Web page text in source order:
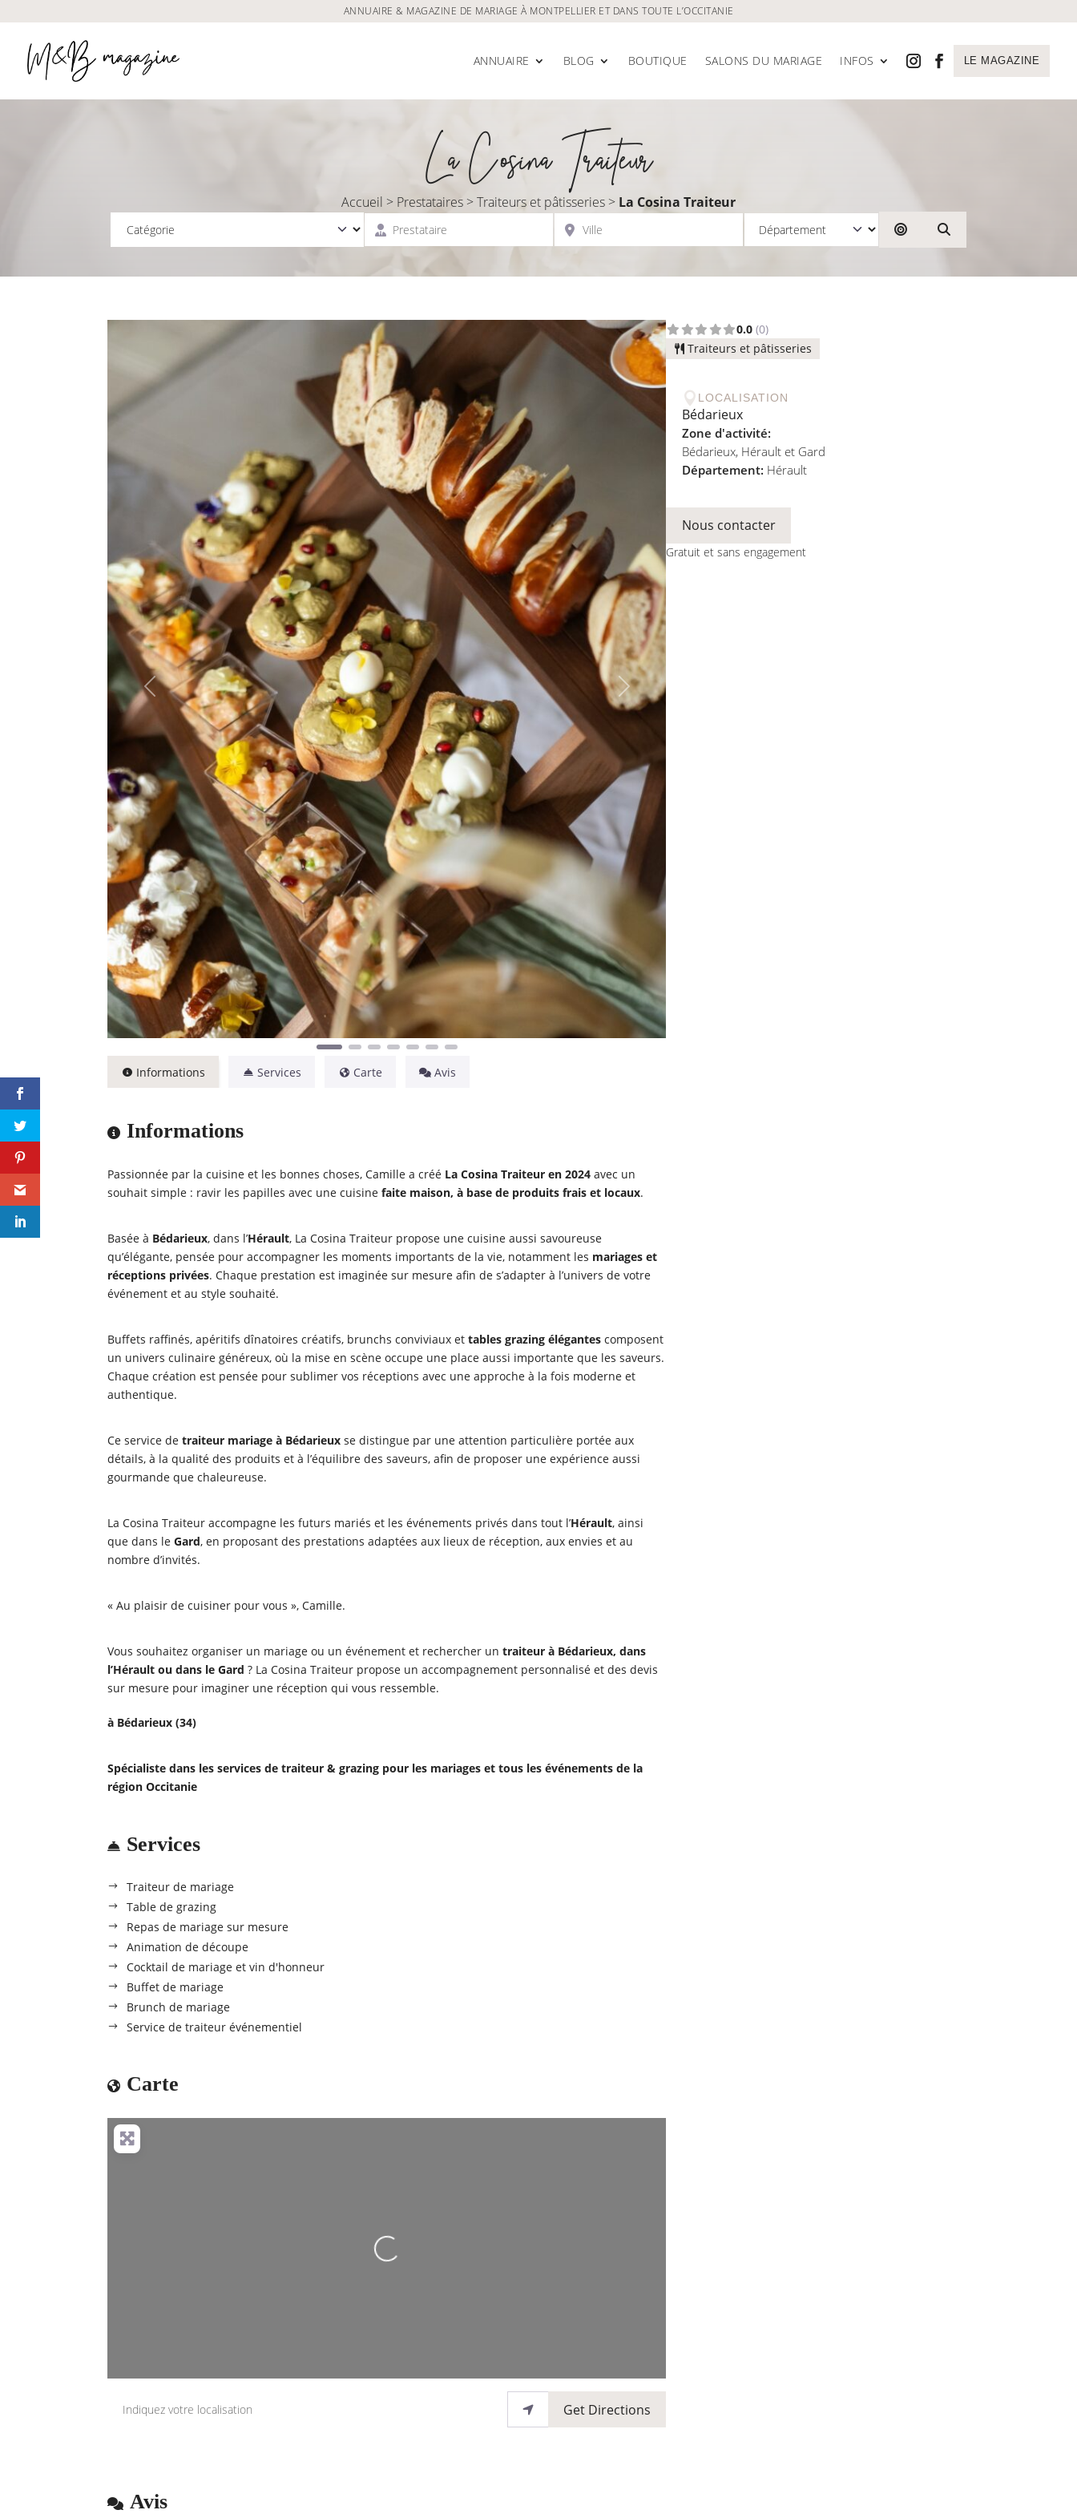
ANNUAIRE & MAGAZINE DE MARIAGE À MONTPELLIER ET DANS TOUTE L’OCCITANIE
ANNUAIRE BLOG BOUTIQUE SALONS DU MARIAGE INFOS LE MAGAZINE
La Cosina Traiteur
Accueil > Prestataires >Traiteurs et pâtisseries > La Cosina Traiteur
Catégorie
Prestataire Ville Rechercher par distance
Previous Next
Informations Services Carte Avis
Informations
Passionnée par la cuisine et les bonnes choses, Camille a créé La Cosina Traiteur en 2024 avec un
souhait simple : ravir les papilles avec une cuisinefaite maison, à base de produits frais et locaux.
Basée à Bédarieux, dans l’Hérault, La Cosina Traiteur propose une cuisine aussi savoureuse
qu’élégante, pensée pour accompagner les moments importants de la vie, notamment les mariages et
réceptions privées. Chaque prestation est imaginée sur mesure afin de s’adapter à l’univers de votre
événement et au style souhaité.
Buffets raffinés, apéritifs dînatoires créatifs, brunchs conviviaux ettables grazing élégantes composent
un univers culinaire généreux, où la mise en scène occupe une place aussi importante que les saveurs.
Chaque création est pensée pour sublimer vos réceptions avec une approche à la fois moderne et
authentique.
Ce service detraiteur mariage à Bédarieux se distingue par une attention particulière portée aux
détails, à la qualité des produits et à l’équilibre des saveurs, afin de proposer une expérience aussi
gourmande que chaleureuse.
La Cosina Traiteur accompagne les futurs mariés et les événements privés dans tout l’Hérault, ainsi
que dans leGard, en proposant des prestations adaptées aux lieux de réception, aux envies et au
nombre d’invités.
« Au plaisir de cuisiner pour vous », Camille.
Vous souhaitez organiser un mariage ou un événement et rechercher untraiteur à Bédarieux, dans
l’Hérault ou dans le Gard ? La Cosina Traiteur propose un accompagnement personnalisé et des devis
sur mesure pour imaginer une réception qui vous ressemble.
à Bédarieux (34)
Spécialiste dans les services de traiteur & grazing pour les mariages et tous les événements de la
région Occitanie
Services
Traiteur de mariage
Table de grazing
Repas de mariage sur mesure
Animation de découpe
Cocktail de mariage et vin d'honneur
Buffet de mariage
Brunch de mariage
Service de traiteur événementiel
Carte
Loading...
Get Directions
Avis
0.0 (0)
Traiteurs et pâtisseries
 LOCALISATION
Bédarieux
Zone d'activité:
Bédarieux, Hérault et Gard
Département: Hérault
Nous contacter
Gratuit et sans engagement